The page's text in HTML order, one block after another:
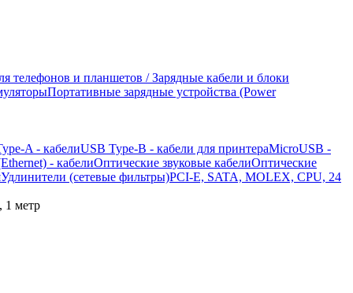
телефонов и планшетов / Зарядные кабели и блоки
Портативные зарядные устройства (Power
A - кабелиUSB Type-B - кабели для принтераMicroUSB -
- кабелиОптические звуковые кабелиОптические
Удлинители (сетевые фильтры)PCI-E, SATA, MOLEX, CPU, 24
1 метр